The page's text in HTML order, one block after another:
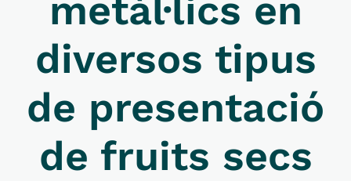
metàl·lics en
diversos tipus
de presentació
de fruits secs